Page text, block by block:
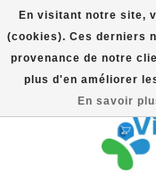
5% Korting Na
En visitant notre site,
(cookies). Ces derniers
provenance de notre
plus d'en améliorer
En savoir